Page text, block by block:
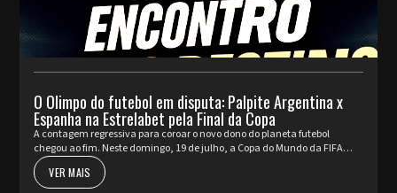
O Olimpo do futebol em disputa: Palpite Argentina x
Espanha na Estrelabet pela Final da Copa
A contagem regressiva para coroar o novo dono do planeta futebol
chegou ao fim. Neste domingo, 19 de julho, a Copa do Mundo da FIFA
2026™ apresenta o seu ato mais nobre e aguardado. Argentina e Espa...
VER MAIS